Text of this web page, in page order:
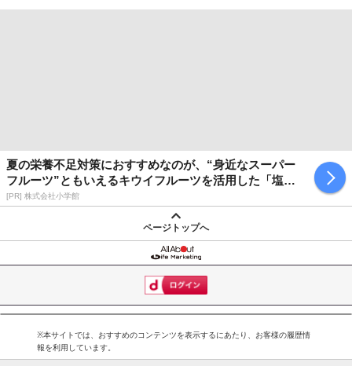
夏の栄養不足対策におすすめなのが、“身近なスーパー
フルーツ”ともいえるキウイフルーツを活用した「塩キ
ウイ」
[PR] 株式会社小学館
ページトップへ
※本サイトでは、おすすめのコンテンツを表示するにあたり、お客様の履歴情
報を利用しています。